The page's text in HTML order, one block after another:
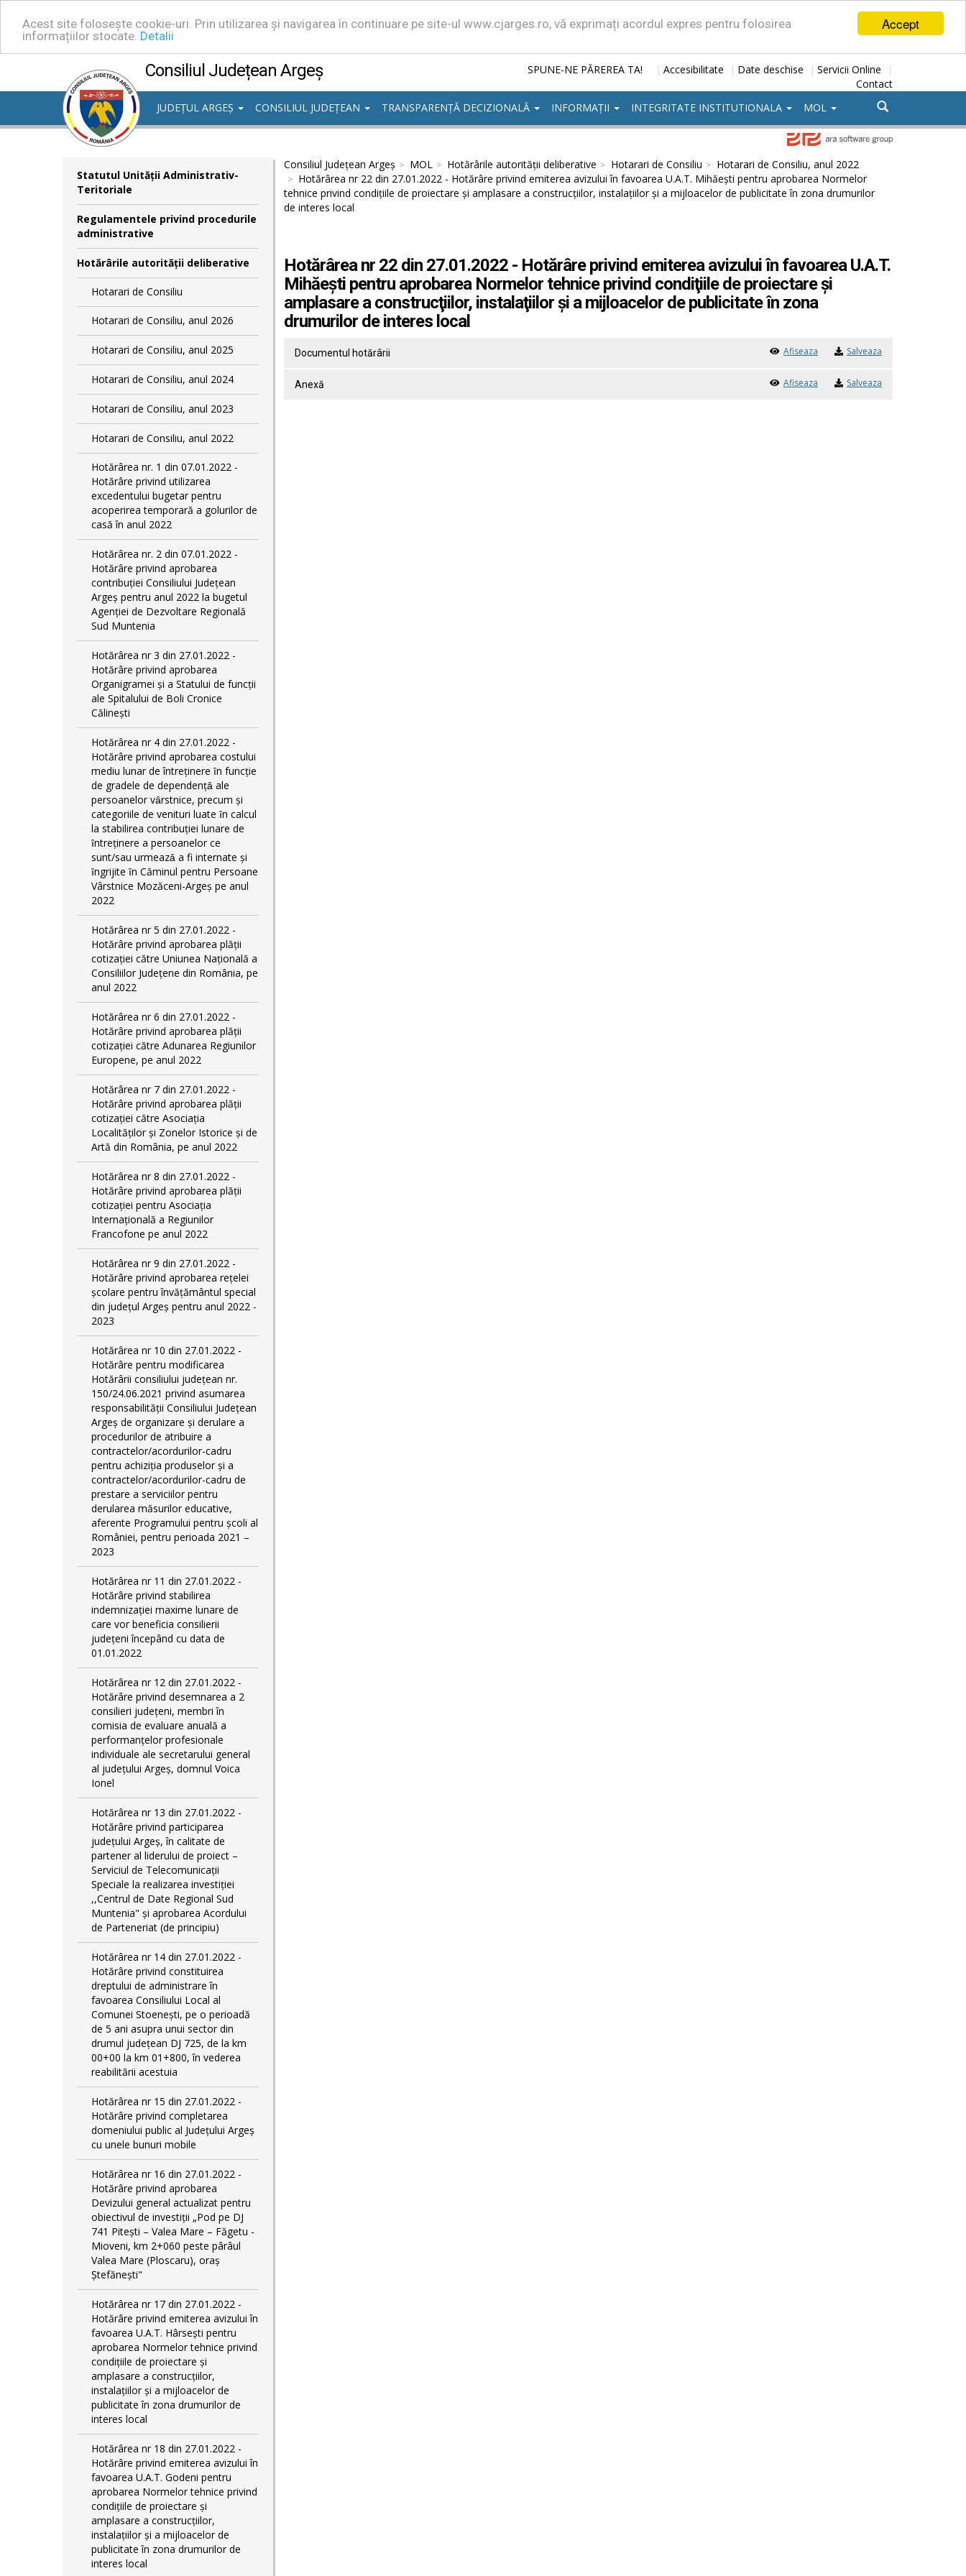
Accept
Acest site folosește cookie-uri. Prin utilizarea și navigarea în continuare pe site-ul www.cjarges.ro, vă exprimați acordul expres pentru folosirea
informațiilor stocate. Detalii
Consiliul Județean Argeș SPUNE-NE PĂREREA TA! | Accesibilitate | Date deschise | Servicii Online |
Contact
JUDEȚUL ARGEȘ
CONSILIUL JUDEȚEAN TRANSPARENȚĂ DECIZIONALĂ INFORMAȚII INTEGRITATE INSTITUTIONALA MOL
Statutul Unităţii Administrativ-
Teritoriale
Regulamentele privind procedurile
administrative
Hotărârile autorităţii deliberative
Hotarari de Consiliu
Hotarari de Consiliu, anul 2026
Hotarari de Consiliu, anul 2025
Hotarari de Consiliu, anul 2024
Hotarari de Consiliu, anul 2023
Hotarari de Consiliu, anul 2022
Hotărârea nr. 1 din 07.01.2022 -
Hotărâre privind utilizarea
excedentului bugetar pentru
acoperirea temporară a golurilor de
casă în anul 2022
Hotărârea nr. 2 din 07.01.2022 -
Hotărâre privind aprobarea
contribuției Consiliului Județean
Argeș pentru anul 2022 la bugetul
Agenției de Dezvoltare Regională
Sud Muntenia
Hotărârea nr 3 din 27.01.2022 -
Hotărâre privind aprobarea
Organigramei și a Statului de funcții
ale Spitalului de Boli Cronice
Călinești
Hotărârea nr 4 din 27.01.2022 -
Hotărâre privind aprobarea costului
mediu lunar de întreţinere ȋn funcție
de gradele de dependențǎ ale
persoanelor vȃrstnice, precum și
categoriile de venituri luate ȋn calcul
la stabilirea contribuției lunare de
ȋntreținere a persoanelor ce
sunt/sau urmeazǎ a fi internate și
ȋngrijite ȋn Căminul pentru Persoane
Vârstnice Mozăceni-Argeș pe anul
2022
Hotărârea nr 5 din 27.01.2022 -
Hotărâre privind aprobarea plății
cotizației către Uniunea Națională a
Consiliilor Județene din România, pe
anul 2022
Hotărârea nr 6 din 27.01.2022 -
Hotărâre privind aprobarea plății
cotizației către Adunarea Regiunilor
Europene, pe anul 2022
Hotărârea nr 7 din 27.01.2022 -
Hotărâre privind aprobarea plății
cotizației către Asociația
Localităților și Zonelor Istorice și de
Artă din România, pe anul 2022
Hotărârea nr 8 din 27.01.2022 -
Hotărâre privind aprobarea plății
cotizației pentru Asociația
Internațională a Regiunilor
Francofone pe anul 2022
Hotărârea nr 9 din 27.01.2022 -
Hotărâre privind aprobarea rețelei
școlare pentru învățământul special
din județul Argeș pentru anul 2022 -
2023
Hotărârea nr 10 din 27.01.2022 -
Hotărâre pentru modificarea
Hotărârii consiliului județean nr.
150/24.06.2021 privind asumarea
responsabilității Consiliului Județean
Argeș de organizare şi derulare a
procedurilor de atribuire a
contractelor/acordurilor-cadru
pentru achiziţia produselor şi a
contractelor/acordurilor-cadru de
prestare a serviciilor pentru
derularea măsurilor educative,
aferente Programului pentru școli al
României, pentru perioada 2021 –
2023
Hotărârea nr 11 din 27.01.2022 -
Hotărâre privind stabilirea
indemnizației maxime lunare de
care vor beneficia consilierii
județeni începând cu data de
01.01.2022
Hotărârea nr 12 din 27.01.2022 -
Hotărâre privind desemnarea a 2
consilieri județeni, membri în
comisia de evaluare anuală a
performanțelor profesionale
individuale ale secretarului general
al județului Argeș, domnul Voica
Ionel
Hotărârea nr 13 din 27.01.2022 -
Hotărâre privind participarea
județului Argeș, în calitate de
partener al liderului de proiect –
Serviciul de Telecomunicații
Speciale la realizarea investiției
,,Centrul de Date Regional Sud
Muntenia" și aprobarea Acordului
de Parteneriat (de principiu)
Hotărârea nr 14 din 27.01.2022 -
Hotărâre privind constituirea
dreptului de administrare în
favoarea Consiliului Local al
Comunei Stoenești, pe o perioadă
de 5 ani asupra unui sector din
drumul județean DJ 725, de la km
00+00 la km 01+800, în vederea
reabilitării acestuia
Hotărârea nr 15 din 27.01.2022 -
Hotărâre privind completarea
domeniului public al Judeţului Argeş
cu unele bunuri mobile
Hotărârea nr 16 din 27.01.2022 -
Hotărâre privind aprobarea
Devizului general actualizat pentru
obiectivul de investiţii „Pod pe DJ
741 Pitești – Valea Mare – Făgetu -
Mioveni, km 2+060 peste pârâul
Valea Mare (Ploscaru), oraș
Ștefănești"
Hotărârea nr 17 din 27.01.2022 -
Hotărâre privind emiterea avizului în
favoarea U.A.T. Hârsești pentru
aprobarea Normelor tehnice privind
condiţiile de proiectare şi
amplasare a construcţiilor,
instalaţiilor şi a mijloacelor de
publicitate în zona drumurilor de
interes local
Hotărârea nr 18 din 27.01.2022 -
Hotărâre privind emiterea avizului în
favoarea U.A.T. Godeni pentru
aprobarea Normelor tehnice privind
condiţiile de proiectare şi
amplasare a construcţiilor,
instalaţiilor şi a mijloacelor de
publicitate în zona drumurilor de
interes local
Consiliul Județean Argeș MOL Hotărârile autorităţii deliberative Hotarari de Consiliu
Hotarari de Consiliu, anul 2022
Hotărârea nr 22 din 27.01.2022 - Hotărâre privind emiterea avizului în favoarea U.A.T. Mihăești pentru aprobarea Normelor
tehnice privind condiţiile de proiectare şi amplasare a construcţiilor, instalaţiilor şi a mijloacelor de publicitate în zona drumurilor
de interes local
Hotărârea nr 22 din 27.01.2022 - Hotărâre privind emiterea avizului în favoarea U.A.T.
Mihăești pentru aprobarea Normelor tehnice privind condiţiile de proiectare şi
amplasare a construcţiilor, instalaţiilor şi a mijloacelor de publicitate în zona
drumurilor de interes local
Documentul hotărârii Afiseaza Salveaza
Anexă Afiseaza Salveaza